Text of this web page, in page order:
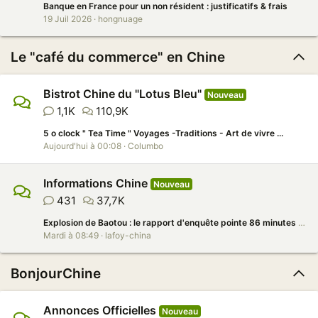
Banque en France pour un non résident : justificatifs & frais
19 Juil 2026
hongnuage
Le "café du commerce" en Chine
Bistrot Chine du "Lotus Bleu" Nouveau
1,1K 110,9K
5 o clock " Tea Time " Voyages -Traditions - Art de vivre ...
Aujourd'hui à 00:08 Columbo
Informations Chine Nouveau
431 37,7K
Explosion de Baotou : le rapport d'enquête pointe 86 minutes de gestion défaillante
Mardi à 08:49
lafoy-china
BonjourChine
Annonces Officielles Nouveau